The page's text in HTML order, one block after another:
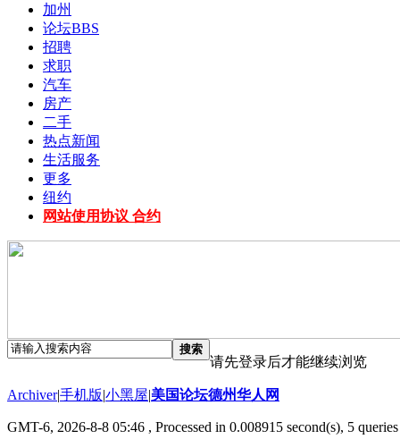
加州
论坛BBS
招聘
求职
汽车
房产
二手
热点新闻
生活服务
更多
纽约
网站使用协议 合约
搜索
请先登录后才能继续浏览
Archiver|手机版|小黑屋|美国论坛德州华人网
GMT-6, 2026-8-8 05:46 , Processed in 0.008915 second(s), 5